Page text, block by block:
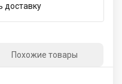
доставку
Похожие товары